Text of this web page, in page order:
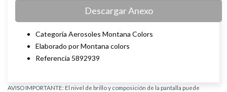
Descargar Anexo
Categoría Aerosoles Montana Colors
Elaborado por Montana colors
Referencia 5892939
AVISO IMPORTANTE: El nivel de brillo y composición de la pantalla puede